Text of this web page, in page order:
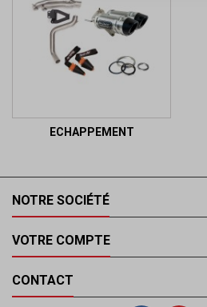
ECHAPPEMENT
NOTRE SOCIÉTÉ
VOTRE COMPTE
CONTACT